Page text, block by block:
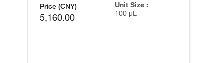
Price (CNY)
5,160.00
Unit Size :
100 µL